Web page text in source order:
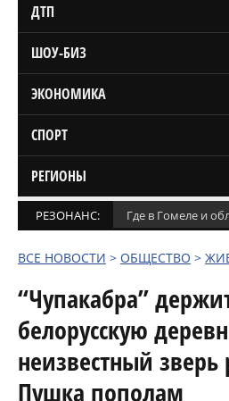
ДТП
ШОУ-БИЗ
ЭКОНОМИКА
СПОРТ
РЕГИОНЫ
РЕЗОНАНС: Где в Гомеле и
ВСЕ НОВОСТИ > ОБЩЕСТВО >
“Чупакабра”
белорусскую
неизвестный зверь
Пушка пополам